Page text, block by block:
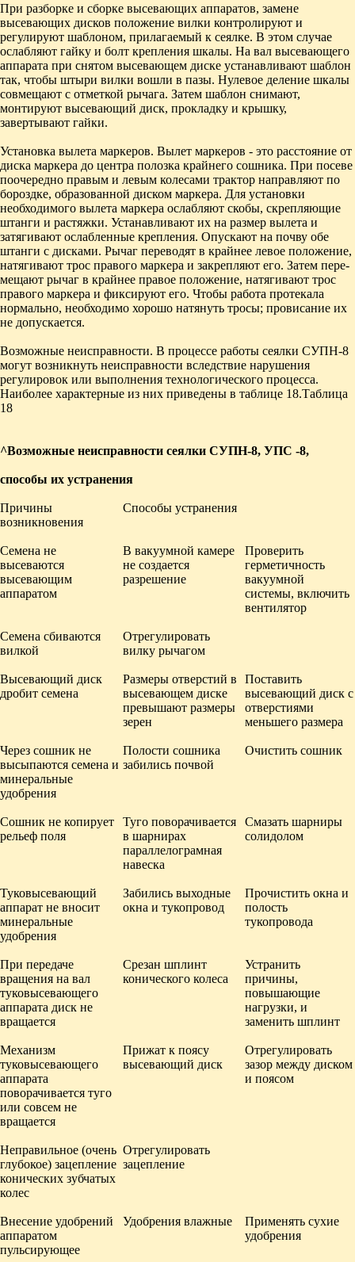
При разборке и сборке высевающих аппаратов, замене
высевающих дисков положение вилки контро­лируют и
регулируют шаблоном, прилагаемый к се­ялке. В этом случае
ослабляют гайку и болт крепления шкалы. На вал высевающего
аппарата при сня­том высевающем диске устанавливают шаблон
так, чтобы штыри вилки вошли в пазы. Нулевое деление шкалы
совмещают с отметкой рычага. Затем шаблон снимают,
монтируют высевающий диск, прокладку и крышку,
завертывают гайки.
Установка вылета маркеров. Вылет мар­керов - это расстояние от
диска маркера до центра полозка крайнего сошника. При посеве
поочередно правым и левым колесами трактор направляют по
бороздке, образованной диском маркера. Для уста­новки
необходимого вылета маркера ослабляют ско­бы, скрепляющие
штанги и растяжки. Устанавливают их на размер вылета и
затягивают ослабленные креп­ления. Опускают на почву обе
штанги с дисками. Ры­чаг переводят в крайнее левое положение,
натягивают трос правого маркера и закрепляют его. Затем пере­
мещают рычаг в крайнее правое положение, натяги­вают трос
правого маркера и фиксируют его. Чтобы работа протекала
нормально, необходимо хорошо на­тянуть тросы; провисание их
не допускается.
Возможные неисправности. В процессе работы се­ялки СУПН-8
могут возникнуть неисправности вследствие нарушения
регулировок или выпол­нения технологического процесса.
Наиболее харак­терные из них приведены в таблице 18.Таблица
18
^Возможные неисправности сеялки СУПН-8, УПС -8,
способы их устранения
Причины
возникновения
Способы устранения
Семена не
высеваются
высевающим
аппаратом
В вакуумной камере
не создается
разрешение
Проверить
герметичность
вакуумной
системы, включить
вентилятор
Семена сбиваются
вилкой
Отрегулировать
вилку рычагом
Высевающий диск
дробит семена
Размеры отверстий в
высевающем диске
превышают размеры
зерен
Поставить
высевающий диск с
отверстиями
меньшего размера
Через сошник не
высыпаются семена и
минеральные
удобрения
Полости сошника
забились почвой
Очистить сошник
Сошник не копирует
рельеф поля
Туго поворачивается
в шарнирах
параллелограмная
навеска
Смазать шарниры
солидолом
Туковысевающий
аппарат не вносит
минеральные
удобрения
Забились выходные
окна и тукопровод
Прочистить окна и
полость
тукопровода
При передаче
вращения на вал
туковысевающего
аппарата диск не
вращается
Срезан шплинт
конического колеса
Устранить
причины,
повышающие
нагрузки, и
заменить шплинт
Механизм
туковысевающего
аппарата
поворачивается туго
или совсем не
вращается
Прижат к поясу
высевающий диск
Отрегулировать
зазор между диском
и поясом
Неправильное (очень
глубокое) зацепление
конических зубчатых
колес
Отрегулировать
зацепление
Внесение удобрений
аппаратом
пульсирующее
Удобрения влажные
Применять сухие
удобрения